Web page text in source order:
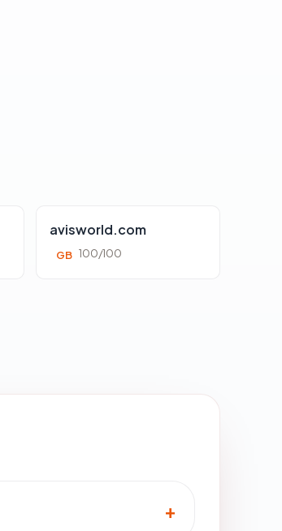
avisworld.com
GB 100/100